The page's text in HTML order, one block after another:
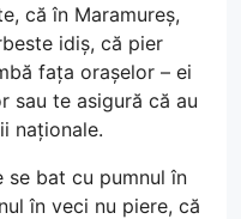
că în Maramureș,
idiș, că pier
fața orașelor – ei
sau te asigură că au
naționale.
se bat cu pumnul în
în veci nu piere, că